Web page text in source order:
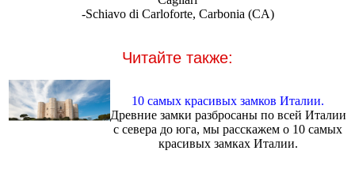
-Schiavo di Carloforte, Carbonia (CA)
Читайте также:
10 самых красивых замков Италии.
Древние замки разбросаны по всей Италии
с севера до юга, мы расскажем о 10 самых
красивых замках Италии.